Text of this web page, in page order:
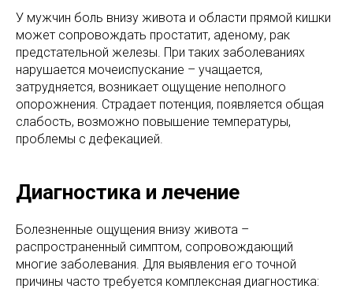
У мужчин боль внизу живота и области прямой кишки
может сопровождать простатит, аденому, рак
предстательной железы. При таких заболеваниях
нарушается мочеиспускание – учащается,
затрудняется, возникает ощущение неполного
опорожнения. Страдает потенция, появляется общая
слабость, возможно повышение температуры,
проблемы с дефекацией.
Диагностика и лечение
Болезненные ощущения внизу живота –
распространенный симптом, сопровождающий
многие заболевания. Для выявления его точной
причины часто требуется комплексная диагностика: